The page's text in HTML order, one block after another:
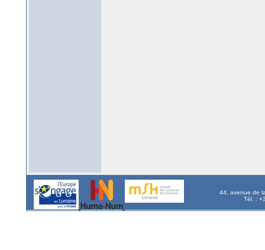
44, avenue de
Tél. :